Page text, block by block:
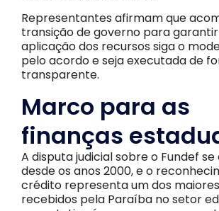
Representantes afirmam que
transição de governo para
aplicação dos recursos siga o
pelo acordo e seja executada de
transparente.
Marco para as
finanças
A disputa judicial sobre o Fundef
desde os anos 2000, e o
crédito representa um dos
recebidos pela Paraíba no setor